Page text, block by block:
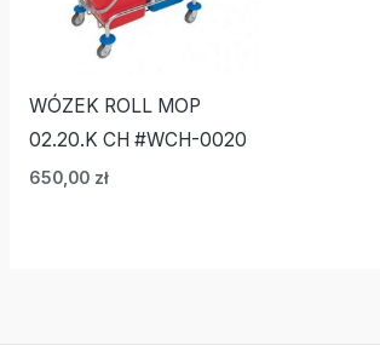
WÓZEK ROLL MOP
02.20.K CH #WCH-0020
650,00 zł